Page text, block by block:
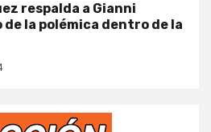
respalda a Gianni
la polémica dentro de la